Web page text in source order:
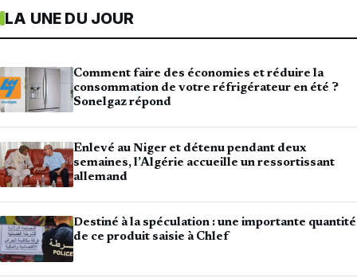
LA UNE DU JOUR
Comment faire des économies et réduire la
consommation de votre réfrigérateur en été ?
Sonelgaz répond
Enlevé au Niger et détenu pendant deux
semaines, l’Algérie accueille un ressortissant
allemand
Destiné à la spéculation : une importante quantité
de ce produit saisie à Chlef